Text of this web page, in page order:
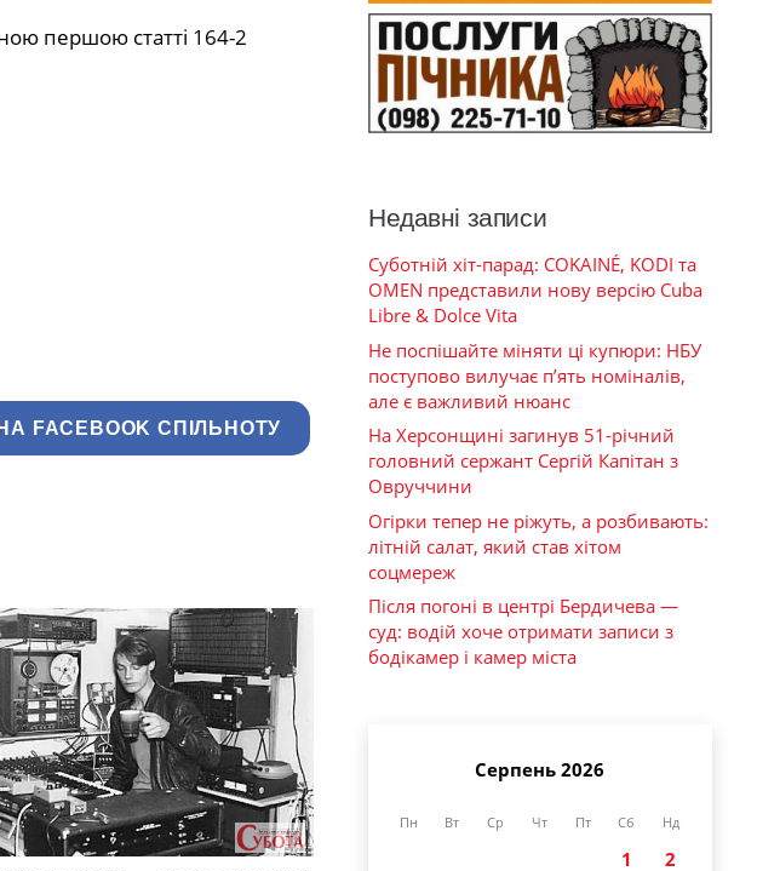
першою статті 164-2
FACEBOOK СПІЛЬНОТУ
Недавні записи
Суботній хіт-парад: COKAINÉ, KODI та
OMEN представили нову версію Cuba
Libre & Dolce Vita
Не поспішайте міняти ці купюри: НБУ
поступово вилучає п’ять номіналів,
але є важливий нюанс
На Херсонщині загинув 51-річний
головний сержант Сергій Капітан з
Овруччини
Огірки тепер не ріжуть, а розбивають:
літній салат, який став хітом
соцмереж
Після погоні в центрі Бердичева —
суд: водій хоче отримати записи з
бодікамер і камер міста
Серпень 2026
Пн Вт Ср Чт Пт Сб Нд
1
2